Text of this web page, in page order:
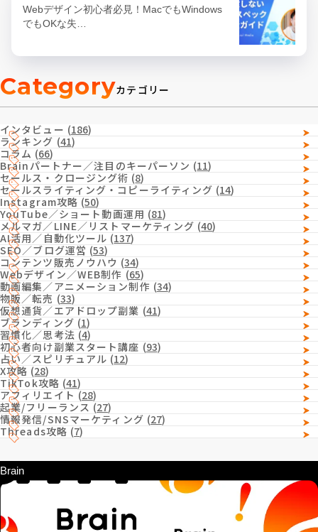
Webデザイン初心者必見！MacでもWindows
でもOKな失…
Categoryカテゴリー
インタビュー (186)
ランキング (41)
コラム (66)
Brainパートナー／注目のキーパーソン (11)
セールス・クロージング術 (8)
セールスライティング・コピーライティング (14)
Instagram攻略 (50)
YouTube／ショート動画運用 (81)
メルマガ／LINE／リストマーケティング (40)
AI活用／自動化ツール (137)
SEO／ブログ運営 (53)
コンテンツ販売ノウハウ (34)
Webデザイン／WEB制作 (65)
動画編集／アニメーション制作 (34)
物販／転売 (33)
仮想通貨／エアドロップ副業 (41)
ブランディング (1)
習慣化／思考法 (4)
初心者向け副業スタート講座 (93)
占い／スピリチュアル (12)
X攻略 (28)
TikTok攻略 (41)
アフィリエイト (28)
起業/フリーランス (27)
情報発信/SNSマーケティング (27)
Threads攻略 (7)
Brain